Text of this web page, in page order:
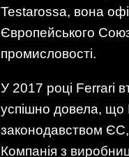
Testarossa, вона
Європейського
промисловості.
У 2017 році Ferrari
успішно довела, що
законодавством ЄС,
Компанія з